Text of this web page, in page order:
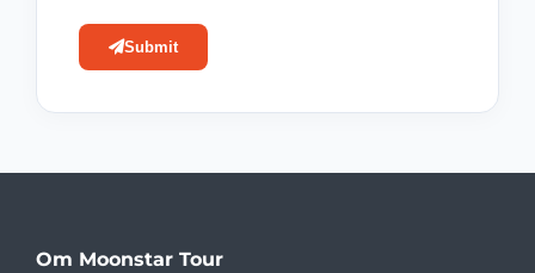
Submit
Om Moonstar Tour